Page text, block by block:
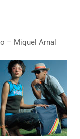
– Miquel Arnal